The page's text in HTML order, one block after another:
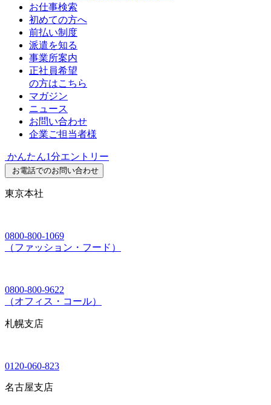
お仕事検索
初めての方へ
前払い制度
派遣を知る
事業所案内
正社員希望
の方はこちら
マガジン
ニュース
お問い合わせ
企業ご担当者様
かんたん1分エントリー
お電話でのお問い合わせ
東京本社
0800-800-1069
（ファッション・フード）
0800-800-9622
（オフィス・コール）
札幌支店
0120-060-823
名古屋支店